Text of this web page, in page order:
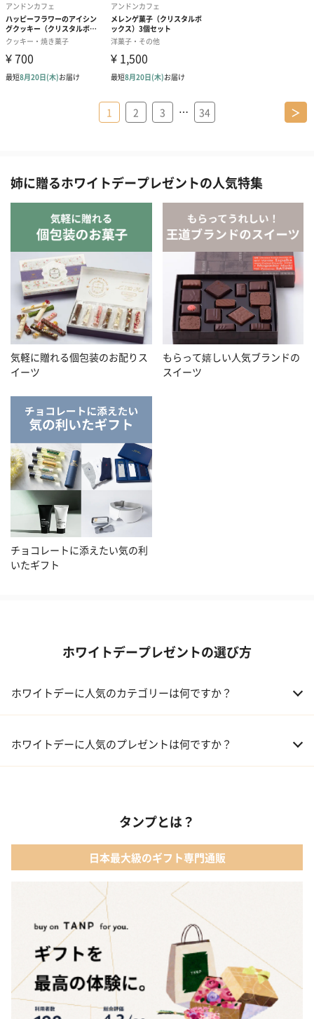
1 2 3 … 34 ＞
姉に贈るホワイトデープレゼントの人気特集
気軽に贈れる個包装のお配りス
イーツ
もらって嬉しい人気ブランドの
スイーツ
チョコレートに添えたい気の利
いたギフト
ホワイトデープレゼントの選び方
ホワイトデーに人気のカテゴリーは何ですか？
02 メイクアップ
04 コフレ・限定セット商品
05 レディースアクセサリー
ホワイトデーに人気のプレゼントは何ですか？
03 WEEKBOOK【温泉を超えた入浴剤】
04 テディベア&誕生石オープンハート
05【名入れギフト】toilette(トワレ)
タンプとは？
日本最大級のギフト専門通販